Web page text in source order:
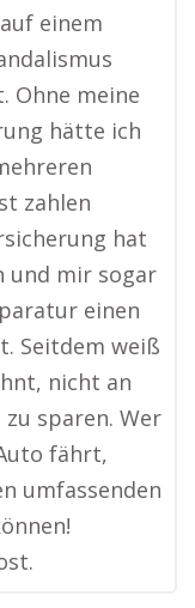
einem
Ohne meine
hätte ich
zahlen
hat
und mir sogar
einen
Seitdem weiß
nicht an
sparen. Wer
fährt,
umfassenden